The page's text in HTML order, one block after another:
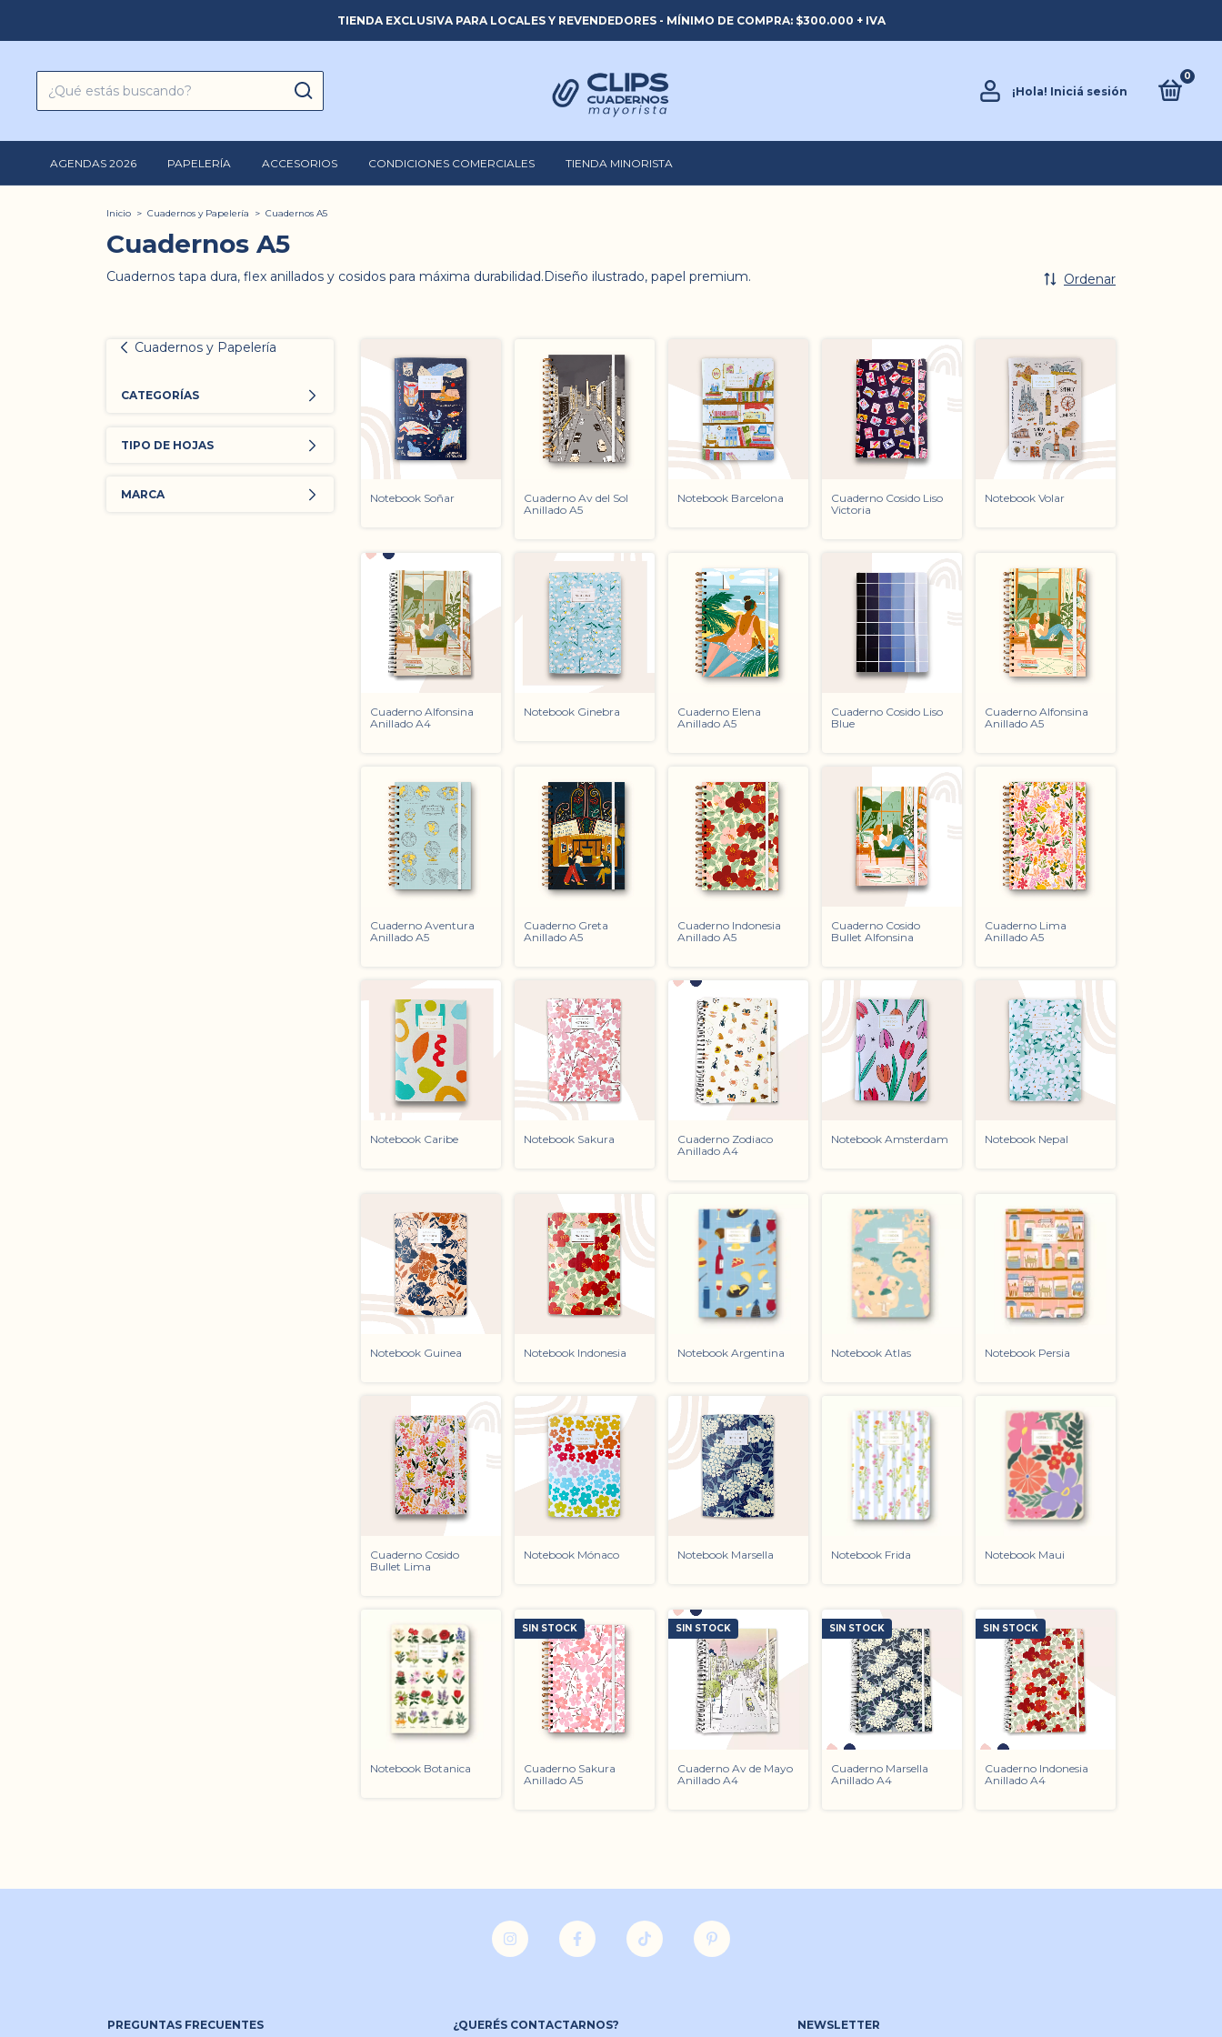
TIENDA EXCLUSIVA PARA LOCALES Y REVENDEDORES - MÍNIMO DE COMPRA: $300.000 + IVA
¡Hola! Iniciá sesión
0
AGENDAS 2026 PAPELERÍA ACCESORIOS CONDICIONES COMERCIALES TIENDA MINORISTA
Inicio > Cuadernos y Papelería > Cuadernos A5
Cuadernos A5
Cuadernos tapa dura, flex anillados y cosidos para máxima durabilidad.Diseño ilustrado, papel premium. Ordenar
Cuadernos y Papelería
CATEGORÍAS
TIPO DE HOJAS
MARCA Notebook Soñar
Cuaderno Av del Sol
Anillado A5
Notebook Barcelona
Cuaderno Cosido Liso
Victoria
Notebook Volar
Cuaderno Alfonsina
Anillado A4
Notebook Ginebra
Cuaderno Elena
Anillado A5
Cuaderno Cosido Liso
Blue
Cuaderno Alfonsina
Anillado A5
Cuaderno Aventura
Anillado A5
Cuaderno Greta
Anillado A5
Cuaderno Indonesia
Anillado A5
Cuaderno Cosido
Bullet Alfonsina
Cuaderno Lima
Anillado A5
Notebook Caribe Notebook Sakura
Cuaderno Zodiaco
Anillado A4
Notebook Amsterdam Notebook Nepal
Notebook Guinea Notebook Indonesia Notebook Argentina Notebook Atlas Notebook Persia
Cuaderno Cosido
Bullet Lima
Notebook Mónaco Notebook Marsella Notebook Frida Notebook Maui
Notebook Botanica
SIN STOCK
Cuaderno Sakura
Anillado A5
SIN STOCK
Cuaderno Av de Mayo
Anillado A4
SIN STOCK
Cuaderno Marsella
Anillado A4
SIN STOCK
Cuaderno Indonesia
Anillado A4
PREGUNTAS FRECUENTES ¿QUERÉS CONTACTARNOS? NEWSLETTER